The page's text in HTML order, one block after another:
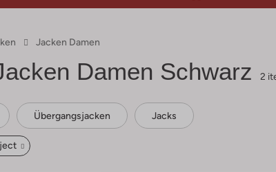
Jacken Damen
Damen Schwarz 2
Übergangsjacken Jacks